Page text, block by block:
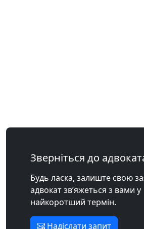
Зверніться до
Будь ласка, залиште свою
адвокат зв’яжеться з вами у
найкоротший термін.
Надіслати запит